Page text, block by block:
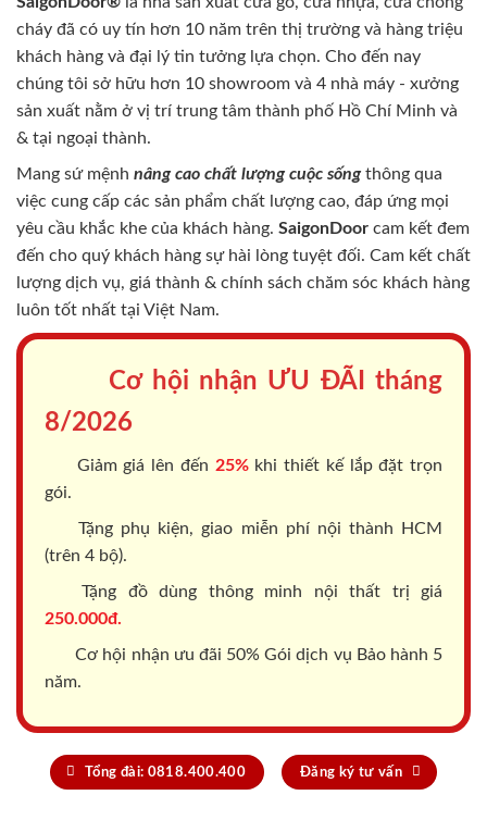
cháy đã có uy tín hơn 10 năm trên thị trường và hàng triệu
khách hàng và đại lý tin tưởng lựa chọn. Cho đến nay
chúng tôi sở hữu hơn 10 showroom và 4 nhà máy - xưởng
sản xuất nằm ở vị trí trung tâm thành phố Hồ Chí Minh và
& tại ngoại thành.
Mang sứ mệnh nâng cao chất lượng cuộc sốngthông qua
việc cung cấp các sản phẩm chất lượng cao, đáp ứng mọi
yêu cầu khắc khe của khách hàng. SaigonDoor cam kết đem
đến cho quý khách hàng sự hài lòng tuyệt đối. Cam kết chất
lượng dịch vụ, giá thành & chính sách chăm sóc khách hàng
luôn tốt nhất tại Việt Nam.
Cơ hội nhận ƯU ĐÃI tháng
8/2026
Giảm giá lên đến 25%khi thiết kế lắp đặt trọn
gói.
Tặng phụ kiện, giao miễn phí nội thành HCM
(trên 4 bộ).
Tặng đồ dùng thông minh nội thất trị giá
250.000đ.
Cơ hội nhận ưu đãi 50% Gói dịch vụ Bảo hành 5
năm.
Tổng đài: 0818.400.400 Đăng ký tư vấn